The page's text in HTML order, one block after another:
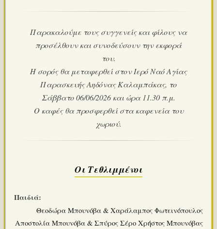
Παρακαλούμε τους συγγενείς και φίλους να
προσέλθουν και συνοδεύσουν την εκφορά
του.
Η σορός θα μεταφερθεί στον Ιερό Ναό Αγίας
Παρασκευής Αηδόνας Καλαμπάκας, το
Σάββατο 06/06/2026 και ώρα 11.30 π.μ.
Ο καφές θα προσφερθεί στα καφενεία του
χωριού.
Οι Τεθλιμμένοι
Παιδιά:
Θεοδώρα Μπουνόβα & Χαράλαμπος Φωτεινόπουλος
Αποστολία Μπουνόβα & Σπύρος Σέρο Χρήστος Μπουνόβας